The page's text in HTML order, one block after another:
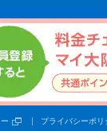
プライバシーポリ